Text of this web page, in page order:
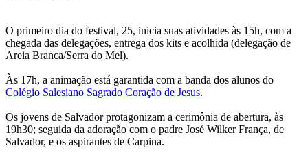
O primeiro dia do festival, 25, inicia suas atividades às 15h, com a
chegada das delegações, entrega dos kits e acolhida (delegação de
Areia Branca/Serra do Mel).
Às 17h, a animação está garantida com a banda dos alunos do
Colégio Salesiano Sagrado Coração de Jesus.
Os jovens de Salvador protagonizam a cerimônia de abertura, às
19h30; seguida da adoração com o padre José Wilker França, de
Salvador, e os aspirantes de Carpina.